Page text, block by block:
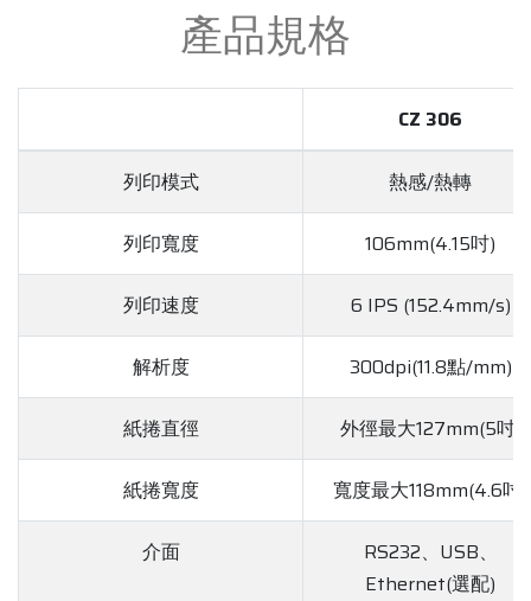
產品規格
CZ 306
列印模式 熱感/熱轉
列印寬度 106mm(4.15吋)
列印速度 6 IPS (152.4mm/s)
解析度 300dpi(11.8點/mm)
紙捲直徑 外徑最大127mm(5吋)
紙捲寬度 寬度最大118mm(4.6吋)
介面
RS232、USB、
Ethernet(選配)